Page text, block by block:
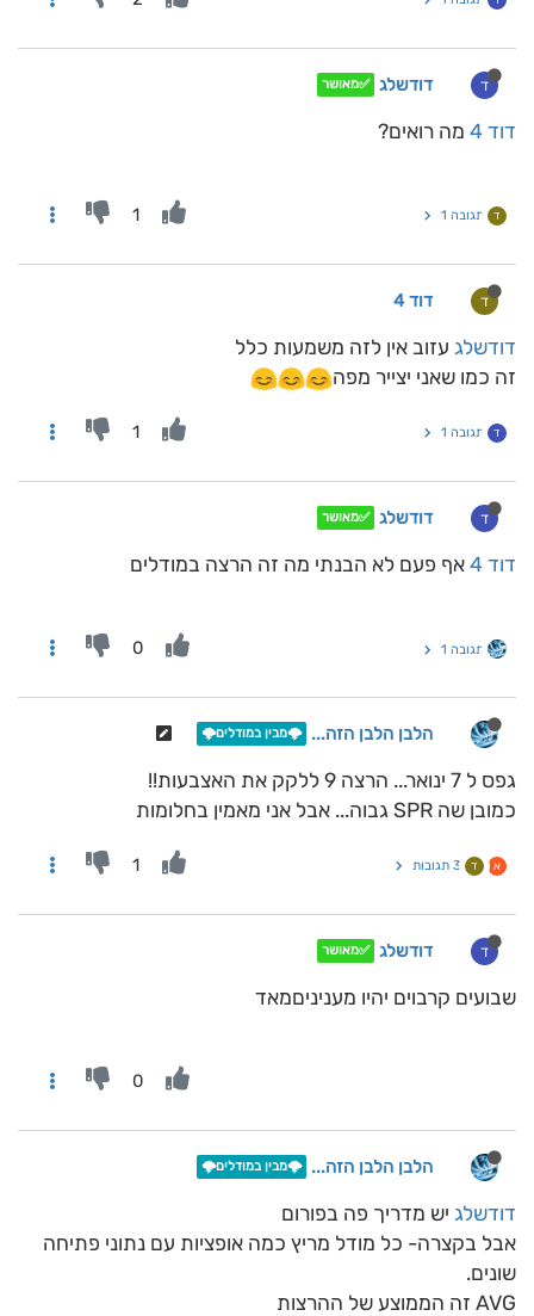
ד דודשלג ✅מאושר
דוד 4 מה רואים?
ד תגובה 1 1
ד דוד 4
דודשלג עזוב אין לזה משמעות כלל
זה כמו שאני יצייר מפה
ד תגובה 1 1
ד דודשלג ✅מאושר
דוד 4 אף פעם לא הבנתי מה זה הרצה במודלים
תגובה 1 0
הלבן הלבן הזה... 🌩️מבין במודלים🌩️
גפס ל 7 ינואר... הרצה 9 ללקק את האצבעות!!
כמובן שה SPR גבוה... אבל אני מאמין בחלומות
א ד 3 תגובות 1
ד דודשלג ✅מאושר
שבועים קרבוים יהיו מעניניםמאד
0
הלבן הלבן הזה... 🌩️מבין במודלים🌩️
דודשלג יש מדריך פה בפורום
אבל בקצרה- כל מודל מריץ כמה אופציות עם נתוני פתיחה
שונים.
AVG זה הממוצע של ההרצות